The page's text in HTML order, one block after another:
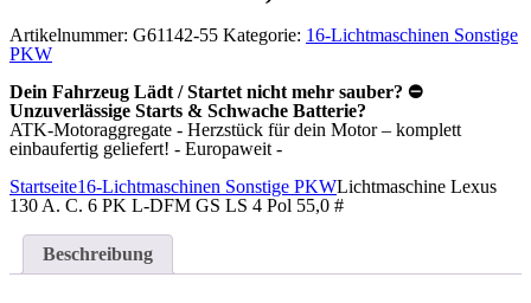
Artikelnummer: G61142-55 Kategorie: 16-Lichtmaschinen Sonstige
PKW
Dein Fahrzeug Lädt / Startet nicht mehr sauber? ⛔
Unzuverlässige Starts & Schwache Batterie?
ATK-Motoraggregate - Herzstück für dein Motor – komplett
einbaufertig geliefert! - Europaweit -
Startseite16-Lichtmaschinen Sonstige PKWLichtmaschine Lexus
130 A. C. 6 PK L-DFM GS LS 4 Pol 55,0 #
Beschreibung